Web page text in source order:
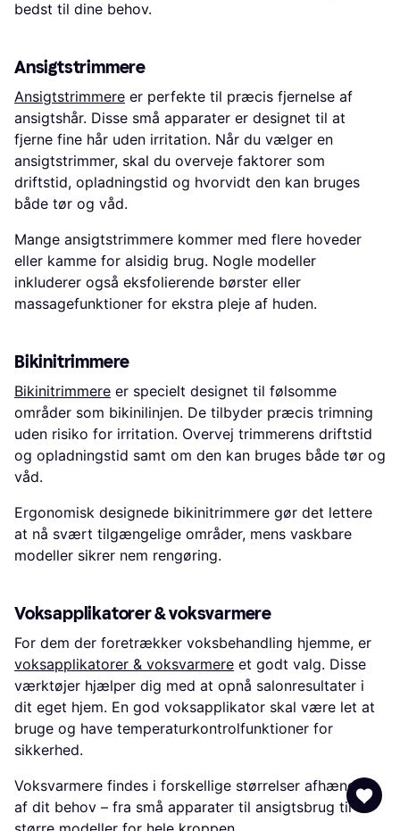
bedst til dine behov.
Ansigtstrimmere
Ansigtstrimmere er perfekte til præcis fjernelse af
ansigtshår. Disse små apparater er designet til at
fjerne fine hår uden irritation. Når du vælger en
ansigtstrimmer, skal du overveje faktorer som
driftstid, opladningstid og hvorvidt den kan bruges
både tør og våd.
Mange ansigtstrimmere kommer med flere hoveder
eller kamme for alsidig brug. Nogle modeller
inkluderer også eksfolierende børster eller
massagefunktioner for ekstra pleje af huden.
Bikinitrimmere
Bikinitrimmere er specielt designet til følsomme
områder som bikinilinjen. De tilbyder præcis trimning
uden risiko for irritation. Overvej trimmerens driftstid
og opladningstid samt om den kan bruges både tør og
våd.
Ergonomisk designede bikinitrimmere gør det lettere
at nå svært tilgængelige områder, mens vaskbare
modeller sikrer nem rengøring.
Voksapplikatorer & voksvarmere
For dem der foretrækker voksbehandling hjemme, er
voksapplikatorer & voksvarmere et godt valg. Disse
værktøjer hjælper dig med at opnå salonresultater i
dit eget hjem. En god voksapplikator skal være let at
bruge og have temperaturkontrolfunktioner for
sikkerhed.
Voksvarmere findes i forskellige størrelser afhængig
af dit behov – fra små apparater til ansigtsbrug til